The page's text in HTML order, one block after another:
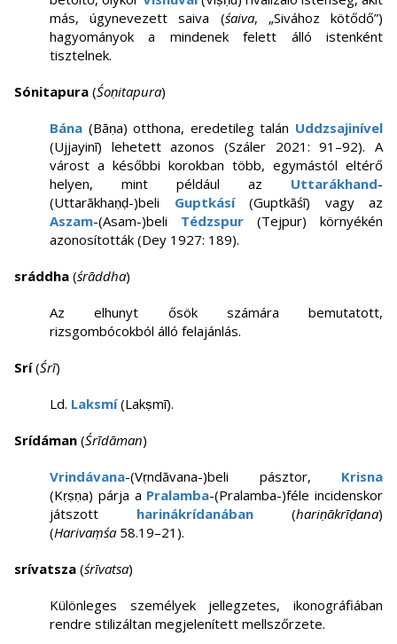
más, úgynevezett saiva (śaiva, „Sivához kötődő”)
hagyományok a mindenek felett álló istenként
tisztelnek.
Sónitapura (Śoṇitapura)
Bána (Bāṇa) otthona, eredetileg talán Uddzsajinível
(Ujjayinī) lehetett azonos (Száler 2021: 91–92). A
várost a későbbi korokban több, egymástól eltérő
helyen, mint például az Uttarákhand-
(Uttarākhaṇḍ-)beli Guptkásí(Guptkāśī) vagy az
Aszam-(Asam-)beli Tédzspur (Tejpur) környékén
azonosították (Dey 1927: 189).
sráddha (śrāddha)
Az elhunyt ősök számára bemutatott,
rizsgombócokból álló felajánlás.
Srí(Śrī)
Ld. Laksmí(Lakṣmī).
Srídáman (Śrīdāman)
Vrindávana-(Vṛndāvana-)beli pásztor, Krisna
(Kṛṣṇa) párja a Pralamba-(Pralamba-)féle incidenskor
játszott harinákrídanában (hariṇākrīḍana)
(Harivaṃśa 58.19–21).
srívatsza (śrīvatsa)
Különleges személyek jellegzetes, ikonográfiában
rendre stilizáltan megjelenített mellszőrzete.